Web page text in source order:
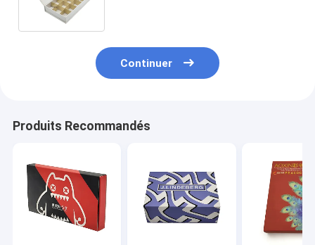
Continuer
Produits Recommandés